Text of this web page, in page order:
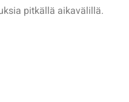
pitkällä aikavälillä.